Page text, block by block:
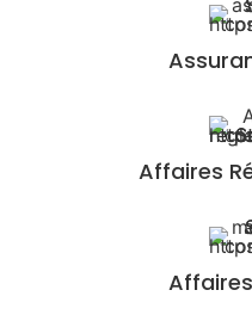
Affaires